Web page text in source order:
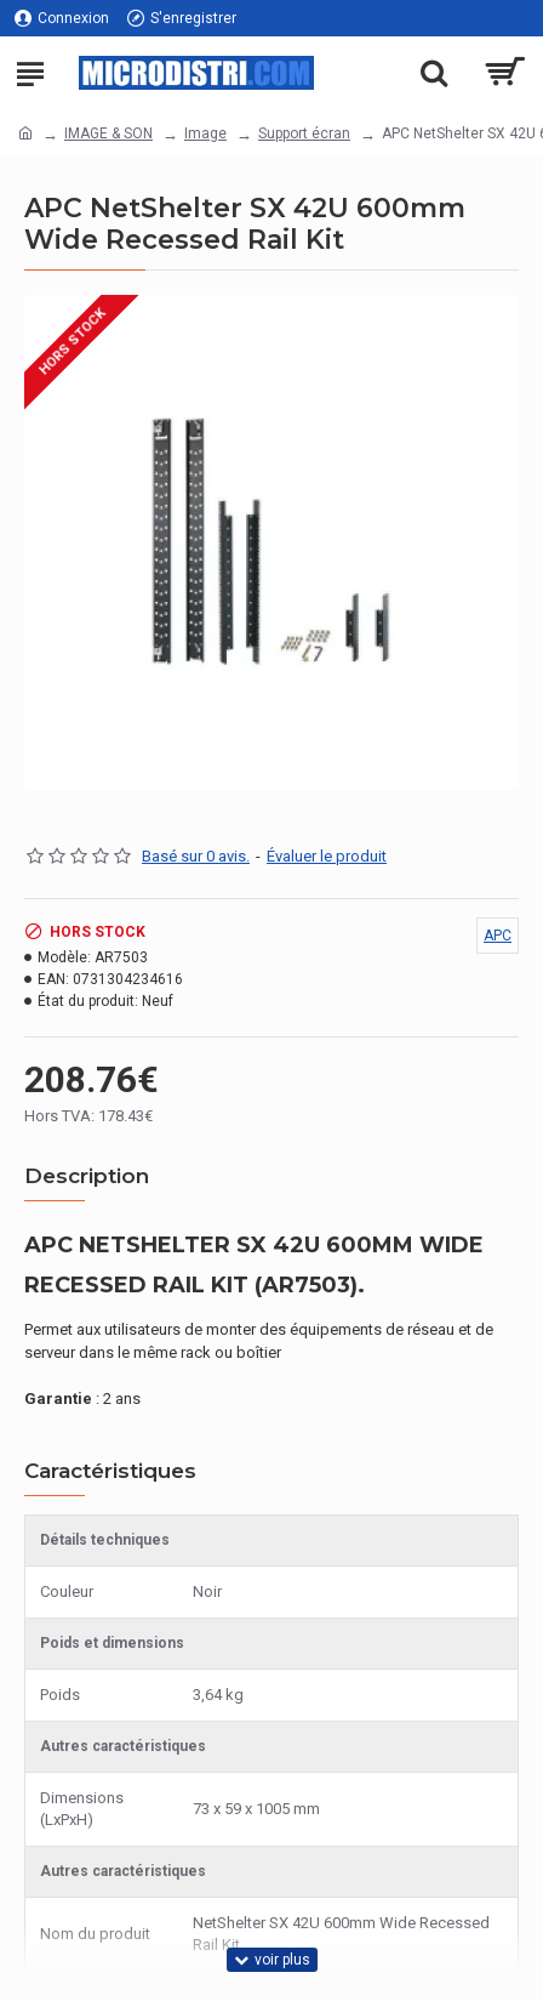
Connexion S'enregistrer
IMAGE & SON Image Support écran APC NetShelter SX
APC NetShelter SX 42U 600mm
Wide Recessed Rail Kit
HORS STOCK
Basé sur 0 avis. - Évaluer le produit
208.76€
Hors TVA: 178.43€
HORS STOCK
Modèle: AR7503
EAN: 0731304234616
État du produit: Neuf
APC
Description
APC NETSHELTER SX 42U 600MM WIDE
RECESSED RAIL KIT (AR7503).
Permet aux utilisateurs de monter des équipements de réseau et de
serveur dans le même rack ou boîtier
Garantie : 2 ans
Caractéristiques
Détails techniques
Couleur Noir
Poids et dimensions
Poids 3,64 kg
Autres caractéristiques
Dimensions
(LxPxH)
73 x 59 x 1005 mm
Autres caractéristiques
Nom du produit
NetShelter SX 42U 600mm Wide Recessed
Rail Kit